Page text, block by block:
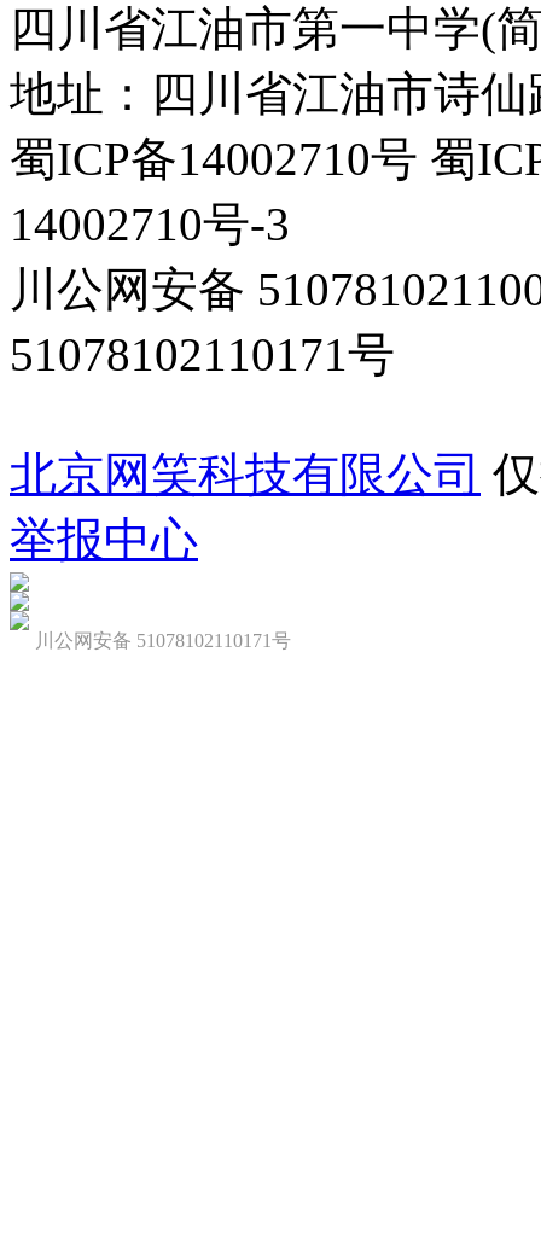
四川省江油市第一中学(
地址：四川省江油市诗仙
蜀ICP备14002710号 蜀
14002710号-3
川公网安备
51078102110171号
北京网笑科技有限公司
举报中心
川公网安备 51078102110171号